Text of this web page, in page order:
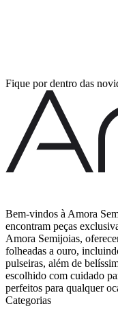
Fique por dentro das
Bem-vindos à Amora
encontram peças
Amora Semijoias,
folheadas a ouro,
pulseiras, além de
escolhido com cuidado
perfeitos para qualquer
Categorias